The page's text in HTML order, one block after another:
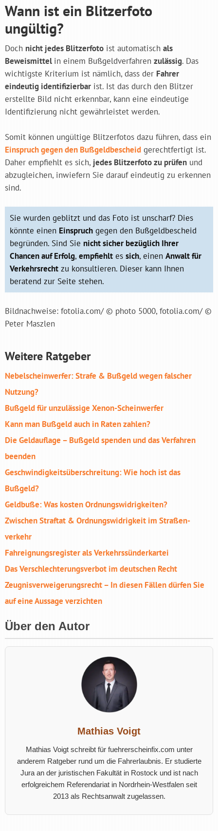
Wann ist ein Blitzerfoto
ungültig?
Doch nicht jedes Blitzerfoto ist automatisch als
Beweismittel in einem Bußgeldverfahren zulässig. Das
wichtigste Kriterium ist nämlich, dass der Fahrer
eindeutig identifizierbar ist. Ist das durch den Blitzer
erstellte Bild nicht erkennbar, kann eine eindeutige
Identifizierung nicht gewährleistet werden.
Somit können ungültige Blitzerfotos dazu führen, dass ein
Einspruch gegen den Bußgeldbescheid gerechtfertigt ist.
Daher empfiehlt es sich, jedes Blitzerfoto zu prüfen und
abzugleichen, inwiefern Sie darauf eindeutig zu erkennen
sind.
Sie wurden geblitzt und das Foto ist unscharf? Dies
könnte einen Einspruch gegen den Bußgeldbescheid
begründen. Sind Sie nicht sicher bezüglich Ihrer
Chancen auf Erfolg, empfiehlt es sich, einen Anwalt für
Verkehrsrecht zu konsultieren. Dieser kann Ihnen
beratend zur Seite stehen.
Bildnachweise: fotolia.com/ © photo 5000, fotolia.com/ ©
Peter Maszlen
Weitere Ratgeber
Nebel­schein­werfer: Strafe & Bußgeld wegen falscher
Nutzung?
Bußgeld für unzu­lässige Xenon-Scheinwerfer
Kann man Bußgeld auch in Raten zahlen?
Die Geldauflage – Bußgeld spenden und das Verfahren
beenden
Geschwindigkeits­überschreitung: Wie hoch ist das
Bußgeld?
Geldbuße: Was kosten Ordnungs­widrigkeiten?
Zwischen Straftat & Ordnungs­widrig­keit im Straßen­
verkehr
Fahreignungs­register als Verkehrssünder­kartei
Das Verschlechterungs­verbot im deutschen Recht
Zeugnis­verweigerungs­recht – In diesen Fällen dürfen Sie
auf eine Aussage verzichten
Über den Autor
Mathias Voigt
Mathias Voigt schreibt für fuehrerscheinfix.com unter
anderem Ratgeber rund um die Fahrerlaubnis. Er studierte
Jura an der juristischen Fakultät in Rostock und ist nach
erfolgreichem Referendariat in Nordrhein-Westfalen seit
2013 als Rechtsanwalt zugelassen.